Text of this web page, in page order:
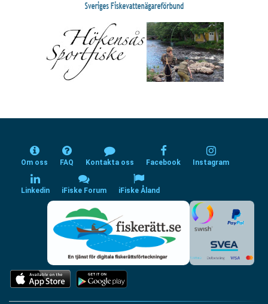
Om oss FAQ Kontakta oss Facebook Instagram
Linkedin iFiske Forum iFiske Åland